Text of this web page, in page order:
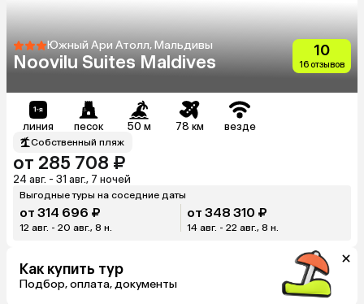
Южный Ари Атолл, Мальдивы
Noovilu Suites Maldives
10
16 отзывов
линия песок 50 м 78 км везде
Собственный пляж
от 285 708 ₽
24 авг. - 31 авг., 7 ночей
Выгодные туры на соседние даты
от 314 696 ₽
12 авг. - 20 авг., 8 н.
от 348 310 ₽
14 авг. - 22 авг., 8 н.
Как купить тур
Подбор, оплата, документы